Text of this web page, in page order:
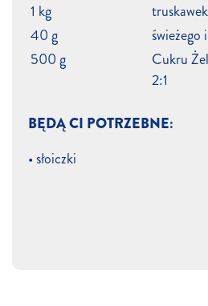
1 kg
truskawek
40 g
świeżego
500 g
Cukru
2:1
BĘDĄ CI POTRZEBNE:
• słoiczki